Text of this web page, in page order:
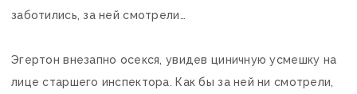
заботились, за ней смотрели…
Эгертон внезапно осекся, увидев циничную усмешку на
лице старшего инспектора. Как бы за ней ни смотрели,